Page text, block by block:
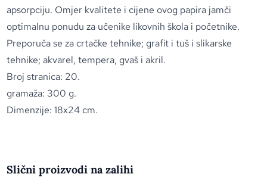
apsorpciju. Omjer kvalitete i cijene ovog papira jamči
optimalnu ponudu za učenike likovnih škola i početnike.
Preporuča se za crtačke tehnike; grafit i tuš i slikarske
tehnike; akvarel, tempera, gvaš i akril.
Broj stranica: 20.
gramaža: 300 g.
Dimenzije: 18x24 cm.
Slični proizvodi na zalihi